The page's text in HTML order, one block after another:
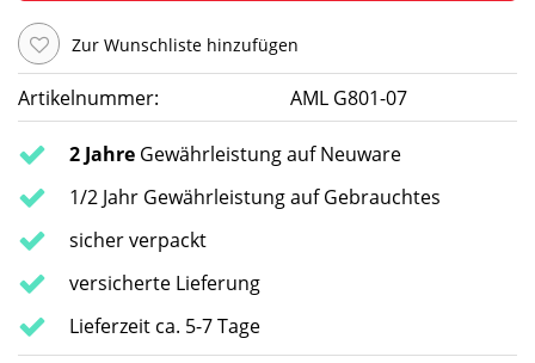
Zur Wunschliste hinzufügen
Artikelnummer: AML G801-07
2 Jahre Gewährleistung auf Neuware
1/2 Jahr Gewährleistung auf Gebrauchtes
sicher verpackt
versicherte Lieferung
Lieferzeit ca. 5-7 Tage